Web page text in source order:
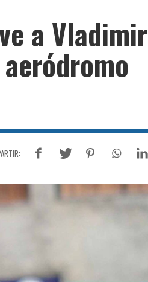
a Vladimir